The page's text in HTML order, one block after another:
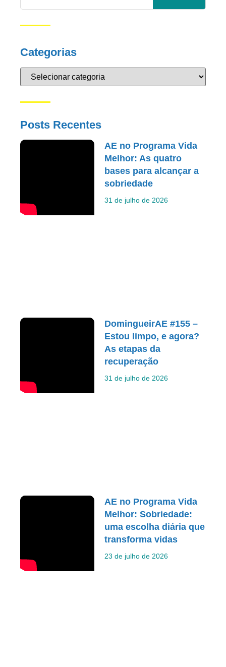
Categorias
Posts Recentes
AE no Programa Vida
Melhor: As quatro
bases para alcançar a
sobriedade
31 de julho de 2026
DomingueirAE #155 –
Estou limpo, e agora?
As etapas da
recuperação
31 de julho de 2026
AE no Programa Vida
Melhor: Sobriedade:
uma escolha diária que
transforma vidas
23 de julho de 2026